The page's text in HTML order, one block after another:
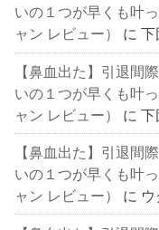
いの１つが早くも叶
ャン レビュー）
に下
【鼻血出た】引退間
いの１つが早くも叶
ャン レビュー）
に下
【鼻血出た】引退間
いの１つが早くも叶
ャン レビュー）
に